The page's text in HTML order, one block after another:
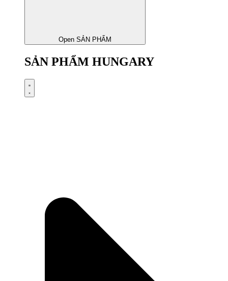
Open SẢN PHẨM
SẢN PHẨM HUNGARY